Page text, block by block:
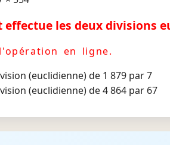
effectue les deux divisions
en ligne.
(euclidienne) de 1 879 par 7
(euclidienne) de 4 864 par 67